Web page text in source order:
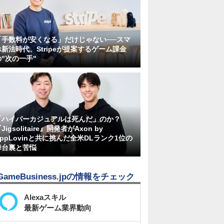
手数料が安くなる」だけじゃない──スマ
新法時代、Stripeが提案するゲーム課金
"次の一手"
ハイパーカジュアルは死んだ」のか？
Jigsolitaire』開発者がAxon by
と共に挑んだ全米DLランク1位の
台裏と苦悩
の情報をチェック
Alexaスキル
最新ゲーム業界動向